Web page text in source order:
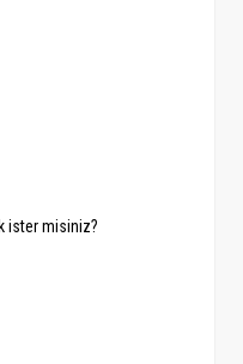
ister misiniz?